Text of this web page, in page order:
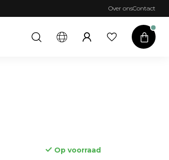
Over onsContact
Op voorraad